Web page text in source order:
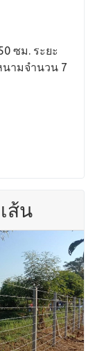
ซม. ระยะ
นามจำนวน 7
ส้น